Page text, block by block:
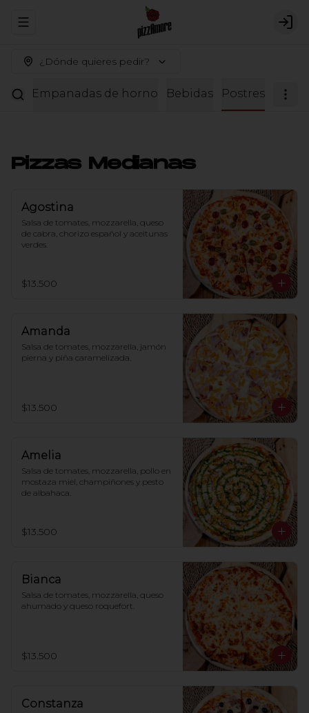
Abrir menu de navegación
¿Dónde quieres pedir?
Empanadas de horno Bebidas Postres
Pizzas Medianas
Agostina
Salsa de tomates, mozzarella, queso
de cabra, chorizo español y aceitunas
verdes.
$13.500
Amanda
Salsa de tomates, mozzarella, jamón
pierna y piña caramelizada.
$13.500
Amelia
Salsa de tomates, mozzarella, pollo en
mostaza miel, champiñones y pesto
de albahaca.
$13.500
Bianca
Salsa de tomates, mozzarella, queso
ahumado y queso roquefort.
$13.500
Constanza